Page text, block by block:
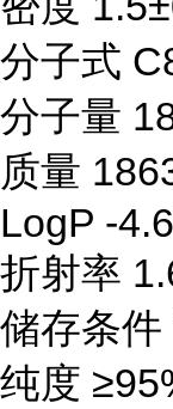
分子式
分子量
质量
LogP -
折射率
储存条件
纯度